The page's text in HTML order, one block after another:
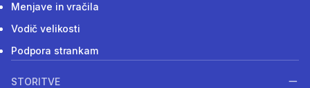
Menjave in vračila
Vodič velikosti
Podpora strankam
STORITVE